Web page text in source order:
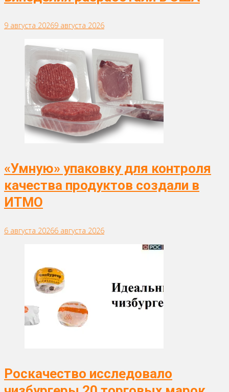
9 августа 20269 августа 2026
«Умную» упаковку для контроля
качества продуктов создали в
ИТМО
6 августа 20266 августа 2026
Роскачество исследовало